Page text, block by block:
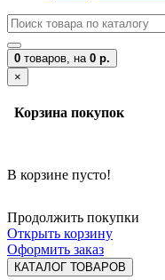
0 товаров, на 0 р.
×
Корзина покупок
В корзине пусто!
Продолжить покупки
Открыть корзину
Оформить заказ
КАТАЛОГ ТОВАРОВ